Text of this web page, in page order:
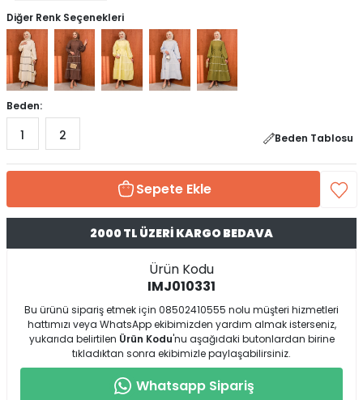
Diğer Renk Seçenekleri
Beden:
1 2 Beden Tablosu
Sepete Ekle
2000 TL ÜZERİ KARGO BEDAVA
Ürün Kodu
IMJ010331
Bu ürünü sipariş etmek için 08502410555 nolu müşteri hizmetleri
hattımızı veya WhatsApp ekibimizden yardım almak isterseniz,
yukarıda belirtilen Ürün Kodu'nu aşağıdaki butonlardan birine
tıkladıktan sonra ekibimizle paylaşabilirsiniz.
Whatsapp Sipariş